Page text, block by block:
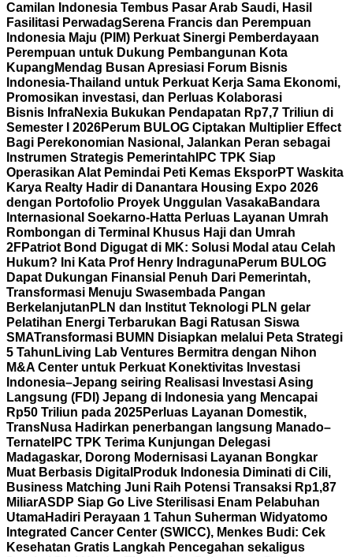
Camilan Indonesia Tembus Pasar Arab Saudi, Hasil
Fasilitasi PerwadagSerena Francis dan Perempuan
Indonesia Maju (PIM) Perkuat Sinergi Pemberdayaan
Perempuan untuk Dukung Pembangunan Kota
Kupang Mendag Busan Apresiasi Forum Bisnis
Indonesia-Thailand untuk Perkuat Kerja Sama Ekonomi,
Promosikan investasi, dan Perluas Kolaborasi
Bisnis InfraNexia Bukukan Pendapatan Rp7,7 Triliun di
Semester I 2026Perum BULOG Ciptakan Multiplier Effect
Bagi Perekonomian Nasional, Jalankan Peran sebagai
Instrumen Strategis Pemerintah IPC TPK Siap
Operasikan Alat Pemindai Peti Kemas EksporPT Waskita
Karya Realty Hadir di Danantara Housing Expo 2026
dengan Portofolio Proyek Unggulan VasakaBandara
Internasional Soekarno-Hatta Perluas Layanan Umrah
Rombongan di Terminal Khusus Haji dan Umrah
2FPatriot Bond Digugat di MK: Solusi Modal atau Celah
Hukum? Ini Kata Prof Henry IndragunaPerum BULOG
Dapat Dukungan Finansial Penuh Dari Pemerintah,
Transformasi Menuju Swasembada Pangan
Berkelanjutan PLN dan Institut Teknologi PLN gelar
Pelatihan Energi Terbarukan Bagi Ratusan Siswa
SMATransformasi BUMN Disiapkan melalui Peta Strategi
5 Tahun Living Lab Ventures Bermitra dengan Nihon
M&A Center untuk Perkuat Konektivitas Investasi
Indonesia–Jepang seiring Realisasi Investasi Asing
Langsung (FDI) Jepang di Indonesia yang Mencapai
Rp50 Triliun pada 2025Perluas Layanan Domestik,
TransNusa Hadirkan penerbangan langsung Manado–
Ternate IPC TPK Terima Kunjungan Delegasi
Madagaskar, Dorong Modernisasi Layanan Bongkar
Muat Berbasis Digital Produk Indonesia Diminati di Cili,
Business Matching Juni Raih Potensi Transaksi Rp1,87
MiliarASDP Siap Go Live Sterilisasi Enam Pelabuhan
UtamaHadiri Perayaan 1 Tahun Suherman Widyatomo
Integrated Cancer Center (SWICC), Menkes Budi: Cek
Kesehatan Gratis Langkah Pencegahan sekaligus